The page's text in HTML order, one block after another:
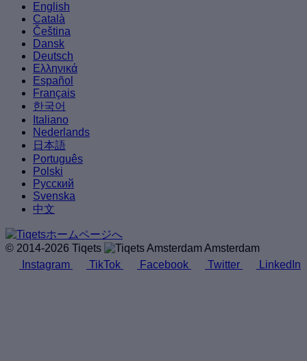
English
Català
Čeština
Dansk
Deutsch
Ελληνικά
Español
Français
한국어
Italiano
Nederlands
日本語
Português
Polski
Русский
Svenska
中文
© 2014-2026 Tiqets
Amsterdam
Instagram
TikTok Facebook Twitter LinkedIn